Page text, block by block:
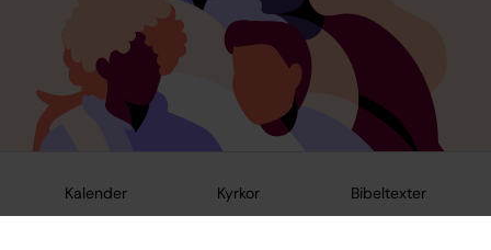
Kalender Kyrkor Bibeltexter